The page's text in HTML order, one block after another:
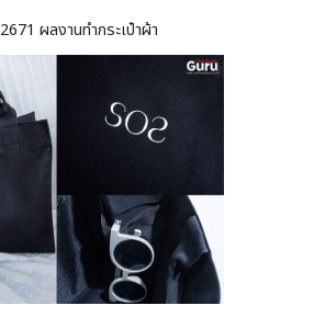
2671 ผลงานทำกระเป๋าผ้า